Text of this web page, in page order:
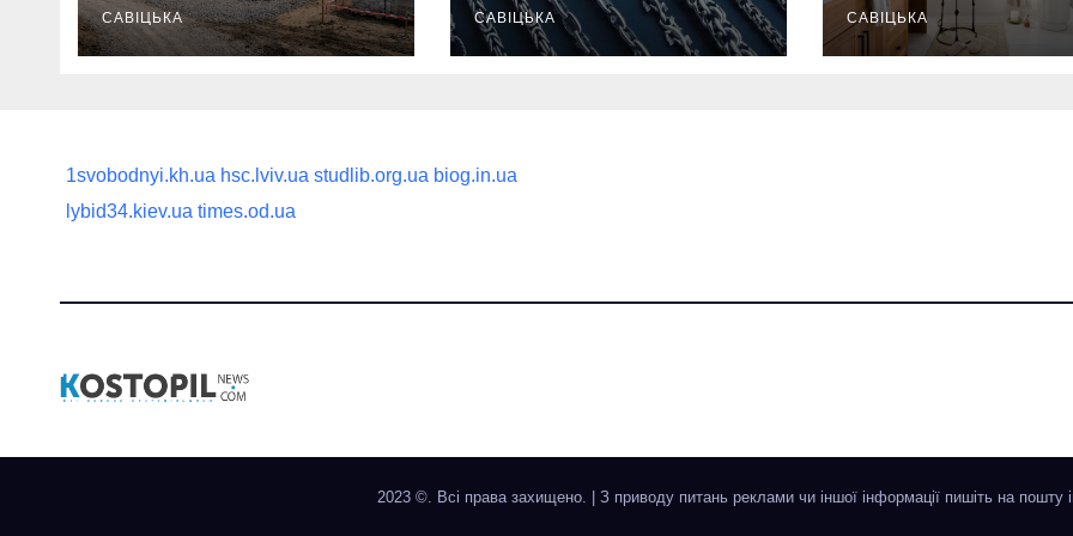
першої доставки
на ділянку
САВІЦЬКА
найнадійнішими
САВІЦЬКА
гигиену в
САВІЦЬКА
1svobodnyi.kh.ua hsc.lviv.ua studlib.org.ua biog.in.ua
lybid34.kiev.ua times.od.ua
2023 ©. Всі права захищено. | З приводу питань реклами чи іншої інформації пишіть на пошту